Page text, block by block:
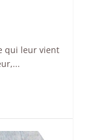
qui leur vient